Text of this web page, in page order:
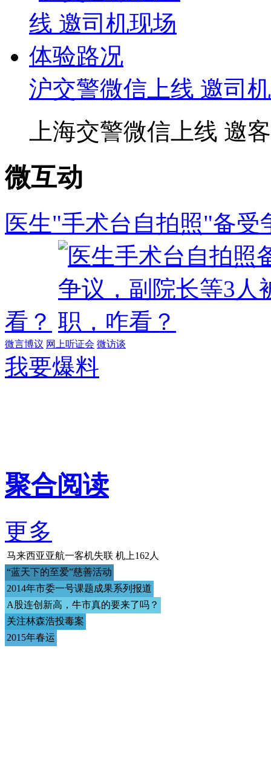
沪交警微信上线 邀司
上海交警微信上线 邀
微互动
医生"手术台自拍照"备受
看？
微言博议 网上听证会 微访谈
我要爆料
聚合阅读
更多
马来西亚亚航一客机失联 机上162人
“蓝天下的至爱”慈善活动
2014年市委一号课题成果系列报道
A股连创新高，牛市真的要来了吗？
关注林森浩投毒案
2015年春运